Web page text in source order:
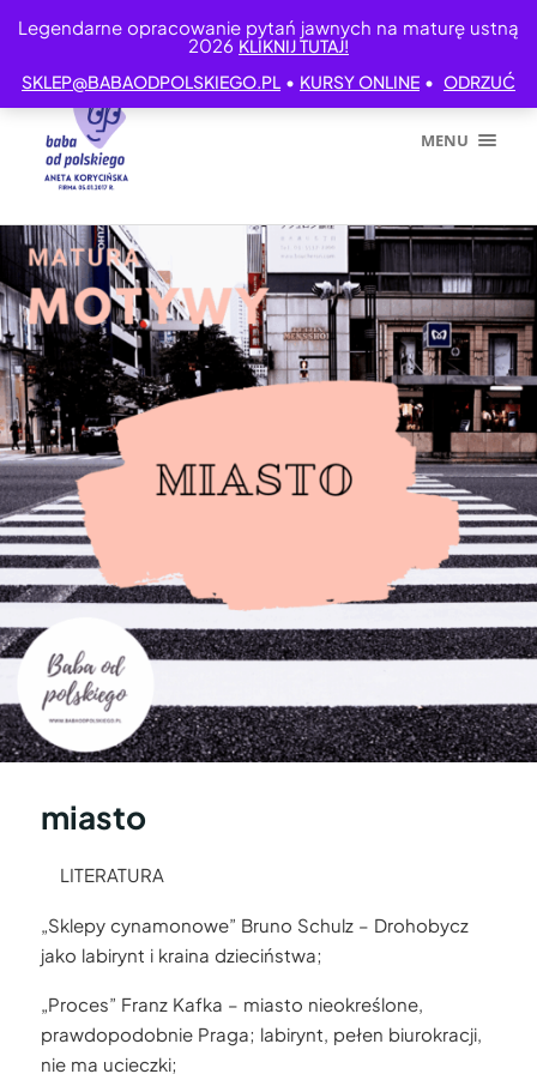
Legendarne opracowanie pytań jawnych na maturę ustną
2026 KLIKNIJ TUTAJ!
SKLEP@BABAODPOLSKIEGO.PL • KURSY ONLINE • ODRZUĆ
MENU
miasto
LITERATURA
„Sklepy cynamonowe” Bruno Schulz – Drohobycz
jako labirynt i kraina dzieciństwa;
„Proces” Franz Kafka – miasto nieokreślone,
prawdopodobnie Praga; labirynt, pełen biurokracji,
nie ma ucieczki;